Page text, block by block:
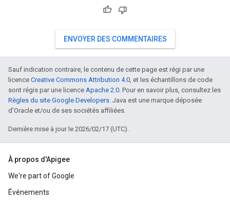
ENVOYER DES COMMENTAIRES
Sauf indication contraire, le contenu de cette page est régi par une
licence Creative Commons Attribution 4.0 , et les échantillons de code
sont régis par une licence Apache 2.0 . Pour en savoir plus, consultez les
Règles du site Google Developers . Java est une marque déposée
d'Oracle et/ou de ses sociétés affiliées.
Dernière mise à jour le 2026/02/17 (UTC).
À propos d'Apigee
We're part of Google
Événements